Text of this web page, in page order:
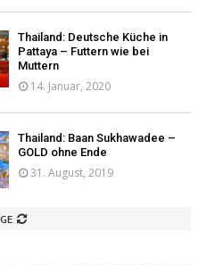
Thailand: Deutsche Küche in
Pattaya – Futtern wie bei
Muttern
14. Januar, 2020
Thailand: Baan Sukhawadee –
GOLD ohne Ende
31. August, 2019